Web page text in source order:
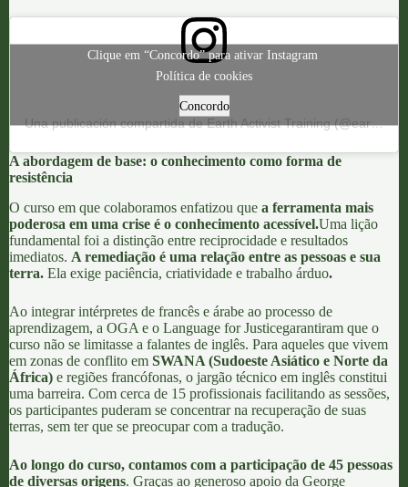
Una publicación compartida de Earth Activist Training (@earth_activist_training)
Clique em “Concordo” para ativar Instagram
Política de cookies
Concordo
A abordagem de base: o conhecimento como forma de
resistência
O curso em que colaboramos enfatizou que a ferramenta mais
poderosa em uma crise é o conhecimento acessível.Uma lição
fundamental foi a distinção entre reciprocidade e resultados
imediatos. A remediação é uma relação entre as pessoas e sua
terra. Ela exige paciência, criatividade e trabalho árduo.
Ao integrar intérpretes de francês e árabe ao processo de
aprendizagem, a OGA e o Language for Justicegarantiram que o
curso não se limitasse a falantes de inglês. Para aqueles que vivem
em zonas de conflito em SWANA (Sudoeste Asiático e Norte da
África) e regiões francófonas, o jargão técnico em inglês constitui
uma barreira. Com cerca de 15 profissionais facilitando as sessões,
os participantes puderam se concentrar na recuperação de suas
terras, sem ter que se preocupar com a tradução.
Ao longo do curso, contamos com a participação de 45 pessoas
de diversas origens. Graças ao generoso apoio da George